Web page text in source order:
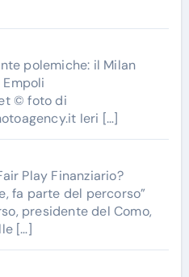
polemiche: il Milan
© foto di
Ieri […]
Play Finanziario?
fa parte del percorso”
presidente del Como,
[…]